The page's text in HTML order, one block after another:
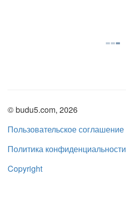
© budu5.com, 2026
Пользовательское соглашение
Политика конфиденциальности
Copyright